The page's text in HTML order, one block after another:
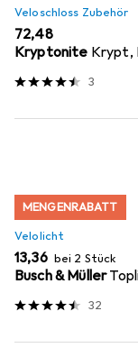
Veloschloss Zubehör
EUR
72,48
Kryptonite Krypt,
3
MENGENRABATT
Velolicht
EUR
13,36 bei 2 Stück
Busch & Müller
32